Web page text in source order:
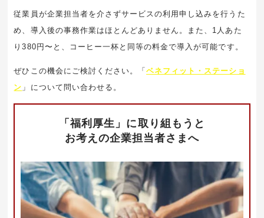
従業員が企業担当者を介さずサービスの利用申し込みを行うた
め、導入後の事務作業はほとんどありません。また、1人あた
り380円〜と、コーヒー一杯と同等の料金で導入が可能です。
ぜひこの機会にご検討ください。「ベネフィット・ステーショ
ン 」について問い合わせる。
「福利厚生」に取り組もうと
お考えの企業担当者さまへ